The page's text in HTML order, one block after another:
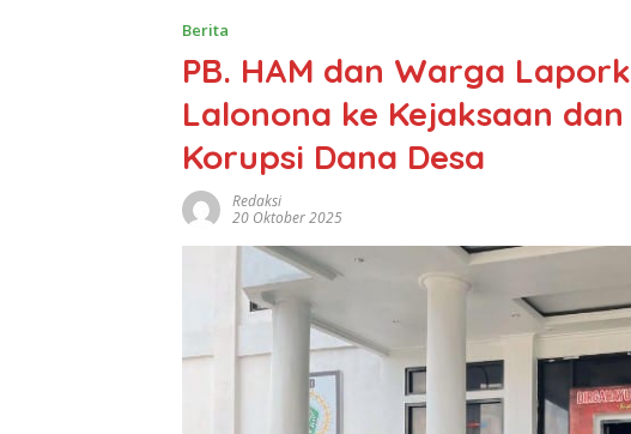
Berita
PB. HAM dan Warga
Lalonona ke Kejaksaan
Korupsi Dana Desa
Redaksi
20 Oktober 2025